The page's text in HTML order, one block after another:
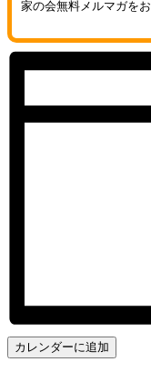
家の会無料メルマガをお
カレンダーに追加